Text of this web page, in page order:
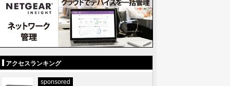
アクセスランキング
sponsored